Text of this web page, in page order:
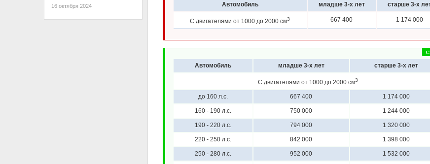
16 октября 2024
Автомобиль младше 3-х лет старше 3-х
С двигателями от 1000 до 2000 см3 667 400 1 174 000
Автомобиль младше 3-х лет старше 3-х лет
С двигателями от 1000 до 2000 см3
до 160 л.с. 667 400 1 174 000
160 - 190 л.с. 750 000 1 244 000
190 - 220 л.с. 794 000 1 320 000
220 - 250 л.с. 842 000 1 398 000
250 - 280 л.с. 952 000 1 532 000